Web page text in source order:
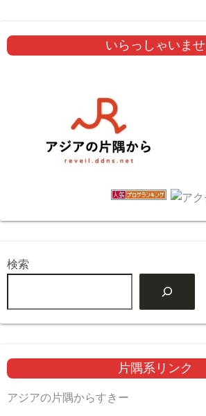
いらっしゃいませ
検索
片隅系リンク
アジアの片隅からすきー